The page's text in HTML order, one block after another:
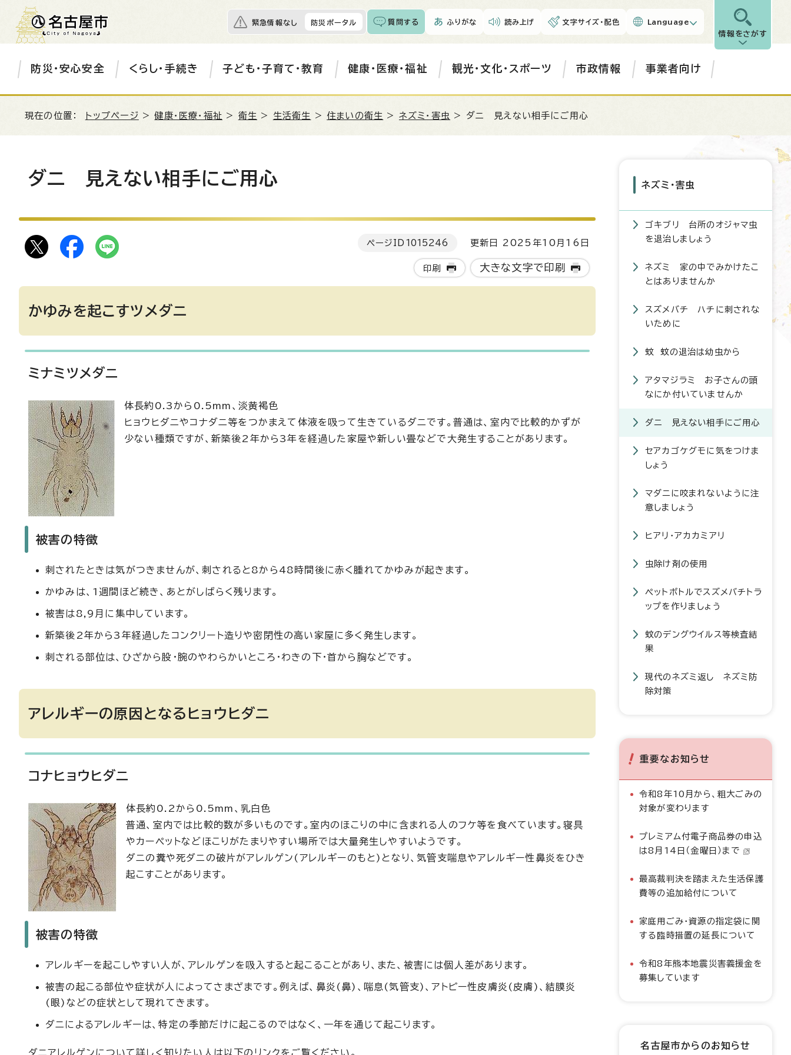
緊急情報なし 防災ポータル 質問する ふりがな 読み上げ 文字サイズ・配色 Language
情報をさがす
防災・安心安全 くらし・手続き 子ども・子育て・教育 健康・医療・福祉 観光・文化・スポーツ 市政情報 事業者向け
現在の位置： トップページ >健康・医療・福祉 > 衛生 > 生活衛生 >住まいの衛生 > ネズミ・害虫 > ダニ 見えない相手にご用心
ダニ 見えない相手にご用心
ページID 1015246 更新日 2025年10月16日
印刷 大きな文字で印刷
かゆみを起こすツメダニ
ミナミツメダニ
体長約0.3から0.5mm、淡黄褐色
ヒョウヒダニやコナダニ等をつかまえて体液を吸って生きているダニです。普通は、室内で比較的かずが
少ない種類ですが、新築後2年から3年を経過した家屋や新しい畳などで大発生することがあります。
被害の特徴
刺されたときは気がつきませんが、刺されると8から48時間後に赤く腫れてかゆみが起きます。
かゆみは、1週間ほど続き、あとがしばらく残ります。
被害は8,9月に集中しています。
新築後2年から3年経過したコンクリート造りや密閉性の高い家屋に多く発生します。
刺される部位は、ひざから股・腕のやわらかいところ・わきの下・首から胸などです。
アレルギーの原因となるヒョウヒダニ
コナヒョウヒダニ
体長約0.2から0.5mm、乳白色
普通、室内では比較的数が多いものです。室内のほこりの中に含まれる人のフケ等を食べています。寝具
やカーペットなどほこりがたまりやすい場所では大量発生しやすいようです。
ダニの糞や死ダニの破片がアレルゲン(アレルギーのもと)となり、気管支喘息やアレルギー性鼻炎をひき
起こすことがあります。
被害の特徴
アレルギーを起こしやすい人が、アレルゲンを吸入すると起こることがあり、また、被害には個人差があります。
被害の起こる部位や症状が人によってさまざまです。例えば、鼻炎(鼻)、喘息(気管支)、アトピー性皮膚炎(皮膚)、結膜炎
(眼)などの症状として現れてきます。
ダニによるアレルギーは、特定の季節だけに起こるのではなく、一年を通じて起こります。
ダニアレルゲンについて詳しく知りたい人は以下のリンクをご覧ください。
ネズミ・害虫
ゴキブリ 台所のオジャマ虫
を退治しましょう
ネズミ 家の中でみかけたこ
とはありませんか
スズメバチ ハチに刺されな
いために
蚊 蚊の退治は幼虫から
アタマジラミ お子さんの頭
なにか付いていませんか
ダニ 見えない相手にご用心
セアカゴケグモに気をつけま
しょう
マダニに咬まれないように注
意しましょう
ヒアリ・アカカミアリ
虫除け剤の使用
ペットボトルでスズメバチトラ
ップを作りましょう
蚊のデングウイルス等検査結
果
現代のネズミ返し ネズミ防
除対策
重要なお知らせ
令和8年10月から、粗大ごみの
対象が変わります
プレミアム付電子商品券の申込
は8月14日（金曜日）まで
最高裁判決を踏まえた生活保護
費等の追加給付について
家庭用ごみ・資源の指定袋に関
する臨時措置の延長について
令和8年熊本地震災害義援金を
募集しています
名古屋市からのお知らせ